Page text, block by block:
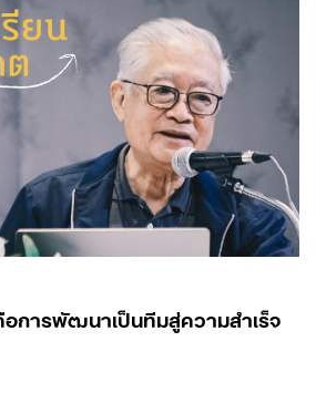
การพัฒนาเป็นทีมสู่ความสำเร็จ